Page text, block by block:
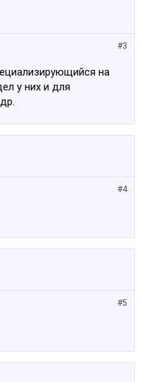
#3
на
у них и для
#4
#5